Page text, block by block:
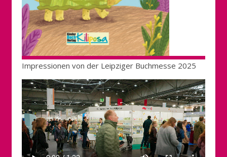
Impressionen von der Leipziger Buchmesse 2025